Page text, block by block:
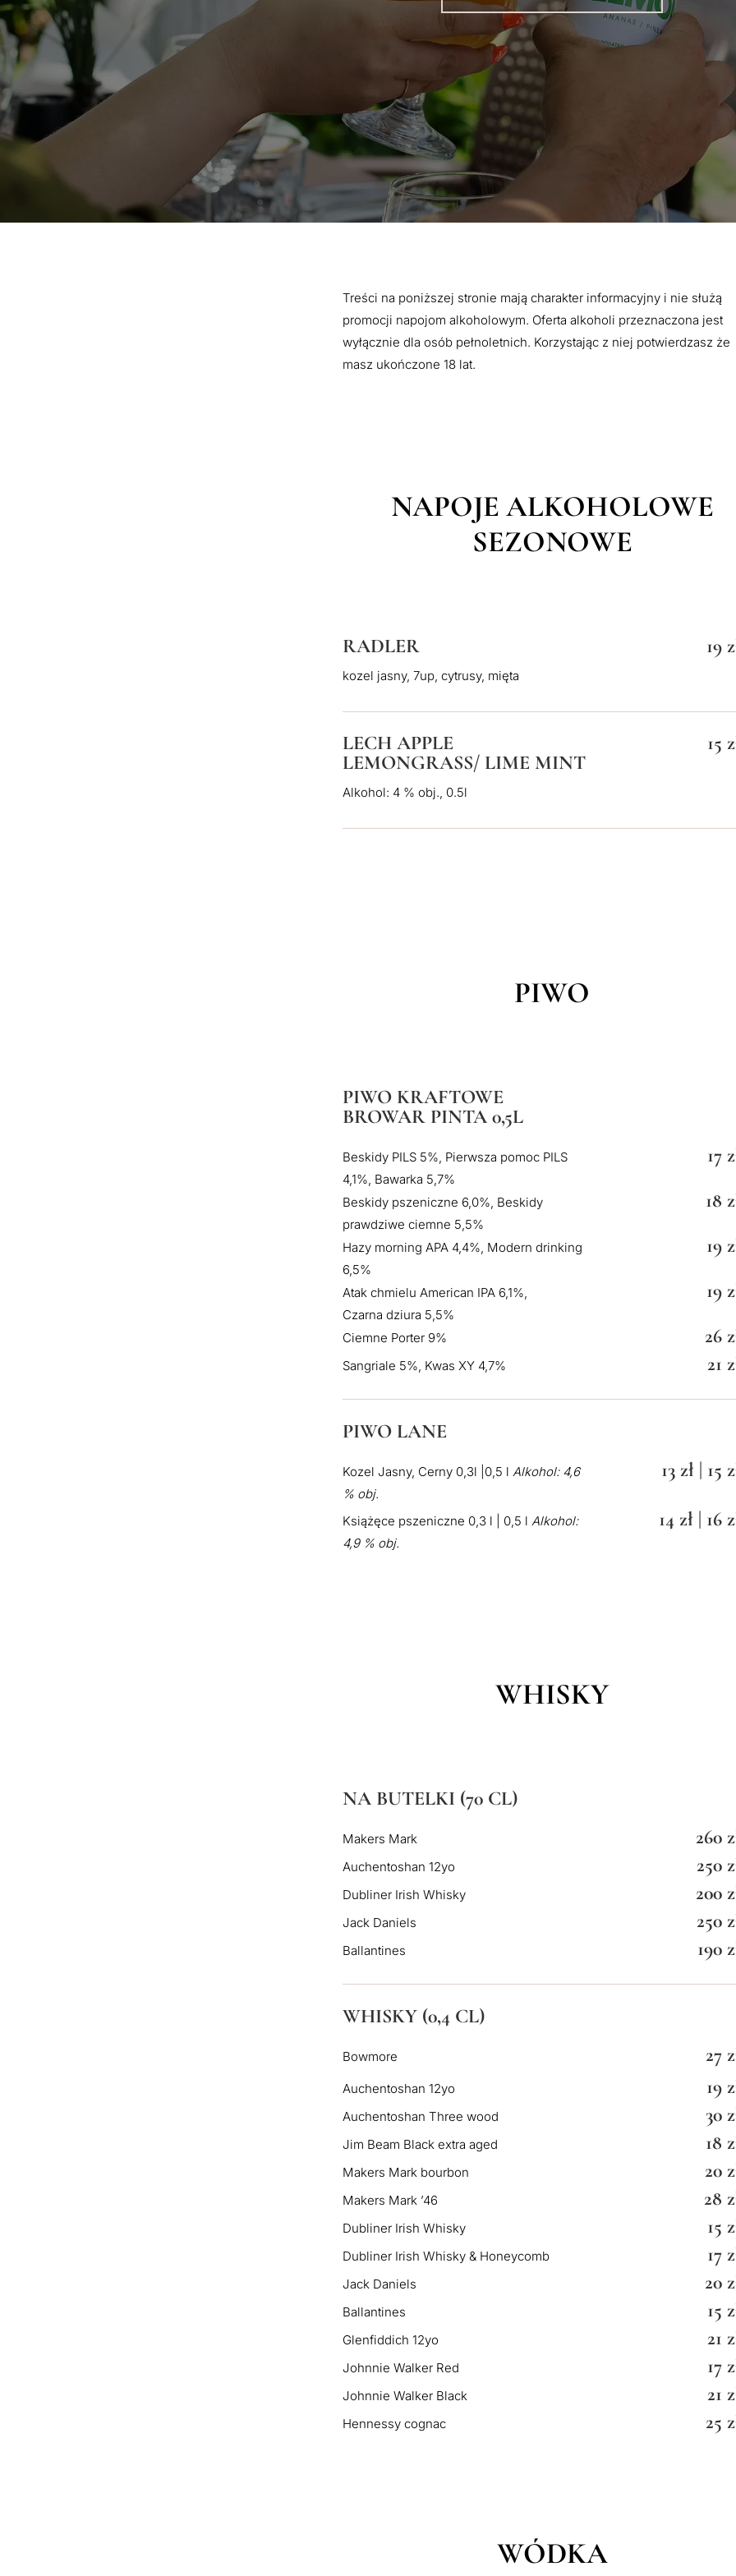
Treści na poniższej stronie mają charakter informacyjny i nie służą
promocji napojom alkoholowym. Oferta alkoholi przeznaczona jest
wyłącznie dla osób pełnoletnich. Korzystając z niej potwierdzasz że
masz ukończone 18 lat.
NAPOJE ALKOHOLOWE
SEZONOWE
RADLER
kozel jasny, 7up, cytrusy, mięta
19
LECH APPLE
LEMONGRASS/ LIME MINT
Alkohol: 4 % obj., 0.5l
15
PIWO
PIWO KRAFTOWE
BROWAR PINTA 0,5L
Beskidy PILS 5%, Pierwsza pomoc PILS
4,1%, Bawarka 5,7%
17
Beskidy pszeniczne 6,0%, Beskidy
prawdziwe ciemne 5,5%
18
Hazy morning APA 4,4%, Modern drinking
6,5%
19
Atak chmielu American IPA 6,1%,
Czarna dziura 5,5%
19
Ciemne Porter 9% 26
Sangriale 5%, Kwas XY 4,7% 21
PIWO LANE
Kozel Jasny, Cerny 0,3l |0,5 l Alkohol: 4,6
% obj.
13 zł | 15
Książęce pszeniczne 0,3 l | 0,5 l Alkohol:
4,9 % obj.
14 zł | 16
WHISKY
NA BUTELKI (70 CL)
Makers Mark 260
Auchentoshan 12yo 250
Dubliner Irish Whisky 200
Jack Daniels 250
Ballantines 190
WHISKY (0,4 CL)
Bowmore 27
Auchentoshan 12yo 19
Auchentoshan Three wood 30
Jim Beam Black extra aged 18
Makers Mark bourbon 20
Makers Mark ’46 28
Dubliner Irish Whisky 15
Dubliner Irish Whisky & Honeycomb 17
Jack Daniels 20
Ballantines 15
Glenfiddich 12yo 21
Johnnie Walker Red 17
Johnnie Walker Black 21
Hennessy cognac 25
WÓDKA